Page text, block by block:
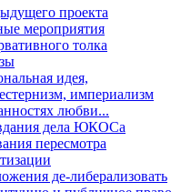
проекта
мероприятия
толка
идея,
империализм
любви...
дела ЮКОСа
пересмотра
де-либерализовать